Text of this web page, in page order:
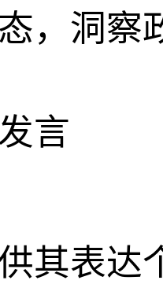
，洞察
言
其表达